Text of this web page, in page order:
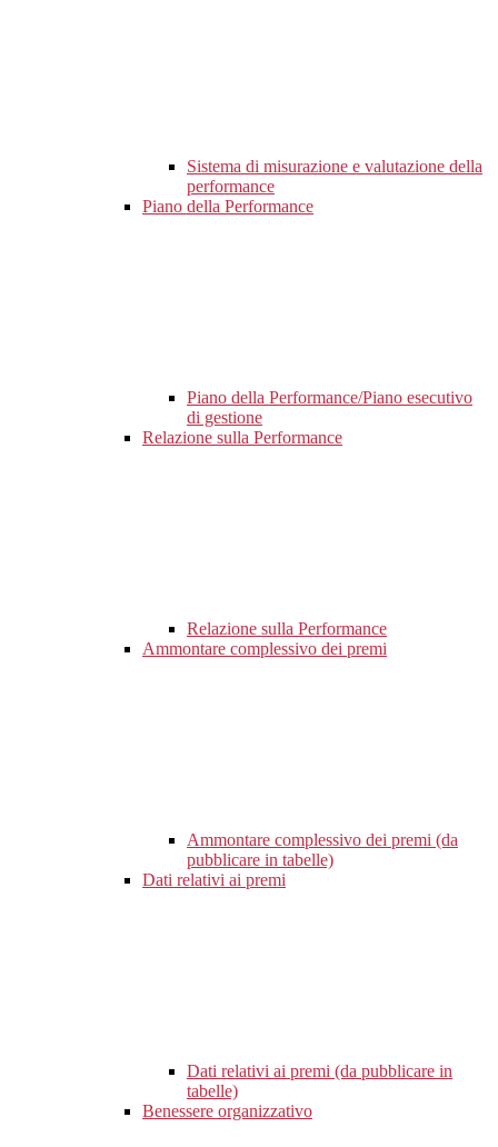
Sistema di misurazione e valutazione della
performance
Piano della Performance
Piano della Performance/Piano esecutivo
di gestione
Relazione sulla Performance
Relazione sulla Performance
Ammontare complessivo dei premi
Ammontare complessivo dei premi (da
pubblicare in tabelle)
Dati relativi ai premi
Dati relativi ai premi (da pubblicare in
tabelle)
Benessere organizzativo